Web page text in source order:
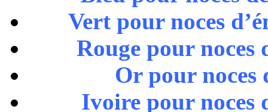
Vert pour noces
Rouge pour noces
Or pour noces
Ivoire pour noces